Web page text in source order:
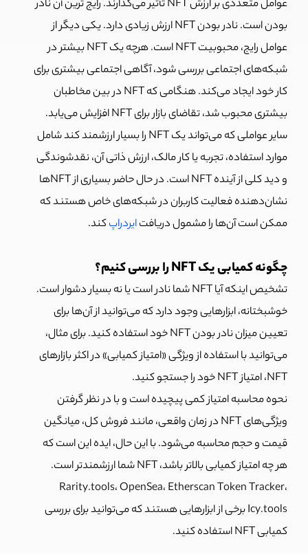
عوامل متعددی بر ارزش NFT تأثیر می‌گذارند. رایج ترین آن نادر
بودن است. نادر بودن NFT ارزش زیادی دارد. یکی دیگر از
عوامل رایج، محبوبیت NFT است. هرچه یک NFT بیشتر در
شبکه‌های اجتماعی بررسی شود، آگاهی اجتماعی بیشتری برای
کار خود ایجاد می‌کند. هنگامی که NFT در بین مخاطبان
بیشتری محبوب شد، تقاضای بازار برای NFT افزایش می‌یابد.
سایر عواملی که می‌تواند یک NFT را بسیار ارزشمند کند شامل
موارد استفاده، تجربه یا کار مالک، ارزش ذاتی آن، نقدشوندگی
و دید کلی از آینده NFT است. در حال حاضر بسیاری از NFTها
نشان‌دهنده فعالیت کاربران در شبکه‌های خاص هستند که
ممکن است آن‌ها را مشمول دریافتایردراپکند.
چگونه کمیابی یک NFT را بررسی کنیم؟
تشخیص اینکه آیا NFT شما نادر است یا نه بسیار دشوار است.
خوشبختانه، ابزارهایی وجود دارد که می‌توانید از آن‌ها برای
تعیین میزان نادر بودن NFT خود استفاده کنید. برای مثال،
می‌توانید با استفاده از ویژگی «امتیاز کمیابی» در اکثر بازارهای
NFT، امتیاز NFT خود را جستجو کنید.
نحوه محاسبه امتیاز کمی پیچیده است و با در نظر گرفتن
ویژگی‌های NFT در زمان واقعی، مانند فروش کل، میانگین
قیمت و حجم محاسبه می‌شود. با این حال، ایده این است که
هر چه امتیاز کمیابی بالاتر باشد، NFT شما ارزشمندتر است.
Rarity.tools، OpenSea، Etherscan Token Tracker،
Icy.tools برخی از ابزارهایی هستند که می‌توانید برای بررسی
کمیابی NFT استفاده کنید.